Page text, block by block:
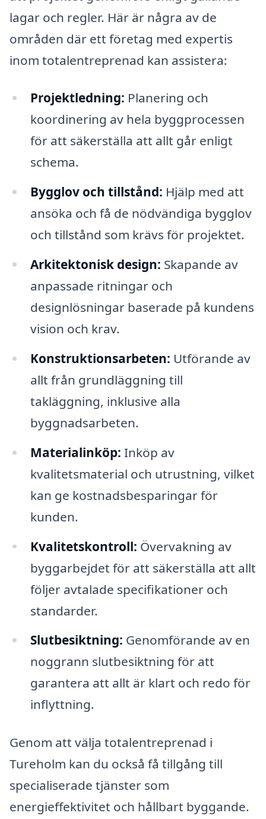
lagar och regler. Här är några av de
områden där ett företag med expertis
inom totalentreprenad kan assistera:
Projektledning: Planering och
koordinering av hela byggprocessen
för att säkerställa att allt går enligt
schema.
Bygglov och tillstånd: Hjälp med att
ansöka och få de nödvändiga bygglov
och tillstånd som krävs för projektet.
Arkitektonisk design: Skapande av
anpassade ritningar och
designlösningar baserade på kundens
vision och krav.
Konstruktionsarbeten: Utförande av
allt från grundläggning till
takläggning, inklusive alla
byggnadsarbeten.
Materialinköp: Inköp av
kvalitetsmaterial och utrustning, vilket
kan ge kostnadsbesparingar för
kunden.
Kvalitetskontroll: Övervakning av
byggarbejdet för att säkerställa att allt
följer avtalade specifikationer och
standarder.
Slutbesiktning: Genomförande av en
noggrann slutbesiktning för att
garantera att allt är klart och redo för
inflyttning.
Genom att välja totalentreprenad i
Tureholm kan du också få tillgång till
specialiserade tjänster som
energieffektivitet och hållbart byggande.